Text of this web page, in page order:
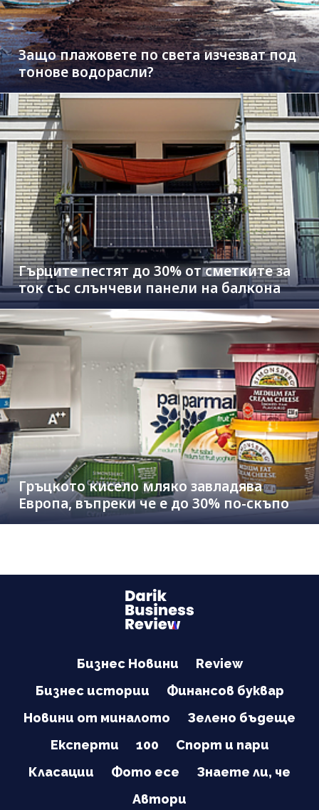
Защо плажовете по света изчезват под
тонове водорасли?
Гърците пестят до 30% от сметките за
ток със слънчеви панели на балкона
Гръцкото кисело мляко завладява
Европа, въпреки че е до 30% по-скъпо
Бизнес Новини
Review
Бизнес истории
Финансов буквар
Новини от миналото
Зелено бъдеще
Експерти
100
Спорт и пари
Класации
Фото есе
Знаете ли, че
Автори